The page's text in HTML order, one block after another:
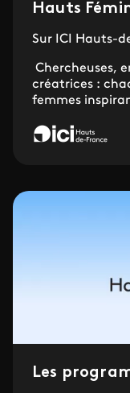
Hauts
Sur ICI Hauts-
Chercheuses,
créatrices :
femmes
Les